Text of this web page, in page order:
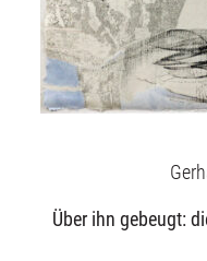
Über ihn gebeugt: